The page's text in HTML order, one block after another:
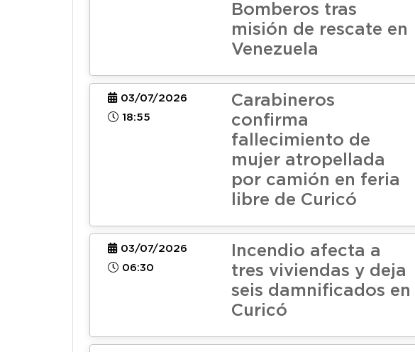
Bomberos tras
misión de rescate en
Venezuela
03/07/2026
18:55
Carabineros
confirma
fallecimiento de
mujer atropellada
por camión en feria
libre de Curicó
03/07/2026
06:30
Incendio afecta a
tres viviendas y deja
seis damnificados en
Curicó